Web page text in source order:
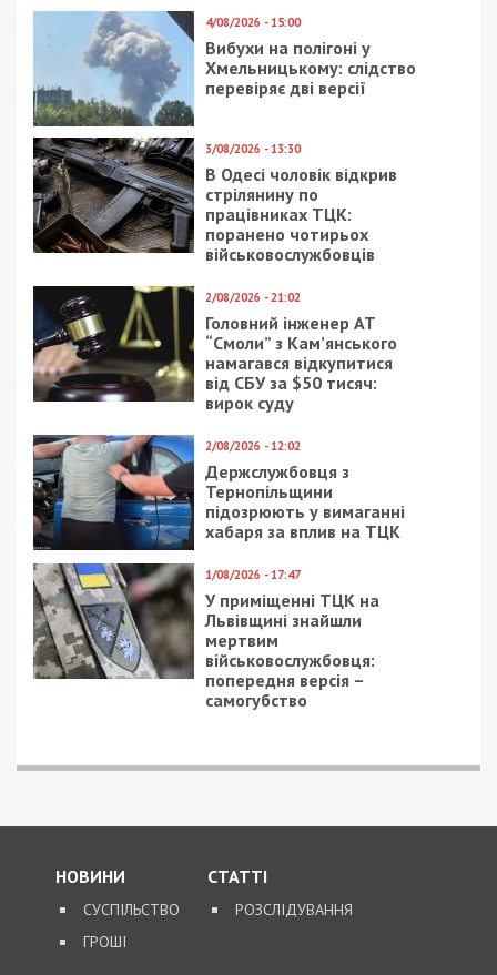
4/08/2026 - 15:00
Вибухи на полігоні у
Хмельницькому: слідство
перевіряє дві версії
3/08/2026 - 13:30
В Одесі чоловік відкрив
стрілянину по
працівниках ТЦК:
поранено чотирьох
військовослужбовців
2/08/2026 - 21:02
Головний інженер АТ
“Смоли” з Кам’янського
намагався відкупитися
від СБУ за $50 тисяч:
вирок суду
2/08/2026 - 12:02
Держслужбовця з
Тернопільщини
підозрюють у вимаганні
хабаря за вплив на ТЦК
1/08/2026 - 17:47
У приміщенні ТЦК на
Львівщині знайшли
мертвим
військовослужбовця:
попередня версія –
самогубство
НОВИНИ
СУСПІЛЬСТВО
ГРОШІ
СТАТТІ
РОЗСЛІДУВАННЯ